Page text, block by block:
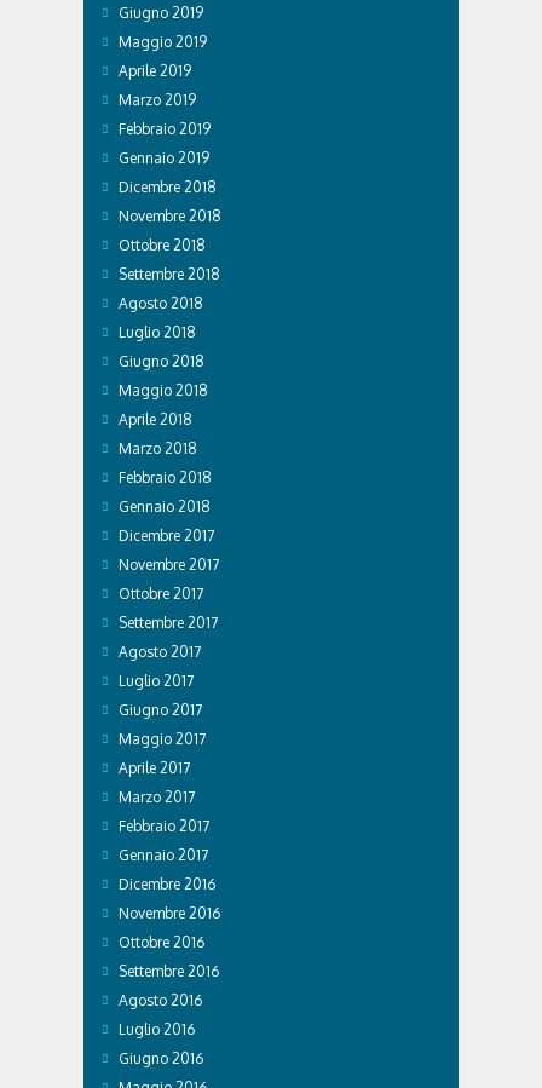
Giugno 2019
Maggio 2019
Aprile 2019
Marzo 2019
Febbraio 2019
Gennaio 2019
Dicembre 2018
Novembre 2018
Ottobre 2018
Settembre 2018
Agosto 2018
Luglio 2018
Giugno 2018
Maggio 2018
Aprile 2018
Marzo 2018
Febbraio 2018
Gennaio 2018
Dicembre 2017
Novembre 2017
Ottobre 2017
Settembre 2017
Agosto 2017
Luglio 2017
Giugno 2017
Maggio 2017
Aprile 2017
Marzo 2017
Febbraio 2017
Gennaio 2017
Dicembre 2016
Novembre 2016
Ottobre 2016
Settembre 2016
Agosto 2016
Luglio 2016
Giugno 2016